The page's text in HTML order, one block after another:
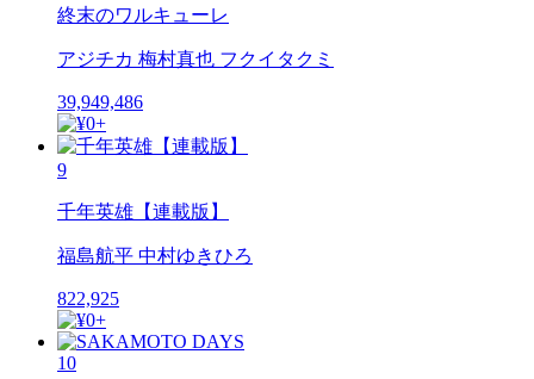
終末のワルキューレ
アジチカ 梅村真也 フクイタクミ
39,949,486
9
千年英雄【連載版】
福島航平 中村ゆきひろ
822,925
10